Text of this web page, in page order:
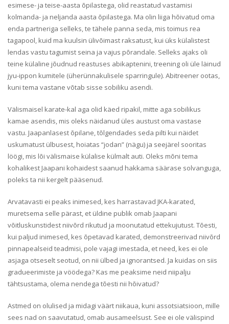
esimese- ja teise-aasta õpilastega, olid reastatud vastamisi
kolmanda- ja neljanda aasta õpilastega. Ma olin liiga hõivatud oma
enda partneriga selleks, te tähele panna seda, mis toimus rea
tagapool, kuid ma kuulsin ülivõimast raksatust, kui üks külalistest
lendas vastu tagumist seina ja vajus põrandale. Selleks ajaks oli
teine külaline jõudnud reastuses abikaptenini, treening oli üle läinud
jyu-ippon kumitele (üherünnakulisele sparringule). Abitreener ootas,
kuni tema vastane võtab sisse sobiliku asendi.
Välismaisel karate-kal aga olid käed ripakil, mitte aga sobilikus
kamae asendis, mis oleks näidanud üles austust oma vastase
vastu. Jaapanlasest õpilane, tõlgendades seda pilti kui näidet
uskumatust ülbusest, hoiatas “jodan” (nägu) ja seejärel sooritas
löögi, mis lõi välismaise külalise külmalt auti. Oleks mõni tema
kohalikest Jaapani kohaidest saanud hakkama säärase solvanguga,
poleks ta nii kergelt pääsenud.
Arvatavasti ei peaks inimesed, kes harrastavad JKA-karated,
muretsema selle pärast, et üldine publik omab Jaapani
võitluskunstidest niivõrd rikutud ja moonutatud ettekujutust. Tõesti,
kui paljud inimesed, kes õpetavad karated, demonstreerivad niivõrd
pinnapealseid teadmisi, pole vajagi imestada, et need, kes ei ole
asjaga otseselt seotud, on nii ülbed ja ignorantsed. Ja kuidas on siis
gradueerimiste ja vöödega? Kas me peaksime neid niipalju
tähtsustama, olema nendega tõesti nii hõivatud?
Astmed on olulised ja midagi väärt niikaua, kuni assotsiatsioon, mille
sees nad on saavutatud, omab ausameelsust. See ei ole välispind